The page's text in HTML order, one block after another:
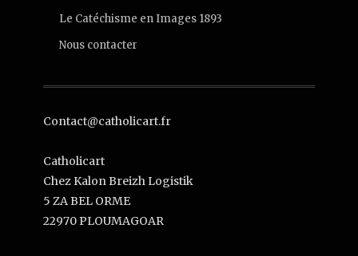
Le Catéchisme en Images 1893
Nous contacter
Contact@catholicart.fr
Catholicart
Chez Kalon Breizh Logistik
5 ZA BEL ORME
22970 PLOUMAGOAR